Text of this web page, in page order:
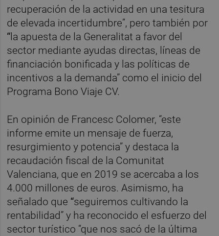
recuperación de la actividad en una tesitura
de elevada incertidumbre”, pero también por
“ la apuesta de la Generalitat a favor del
sector mediante ayudas directas, líneas de
financiación bonificada y las políticas de
incentivos a la demanda” como el inicio del
Programa Bono Viaje CV.
En opinión de Francesc Colomer, “este
informe emite un mensaje de fuerza,
resurgimiento y potencia” y destaca la
recaudación fiscal de la Comunitat
Valenciana, que en 2019 se acercaba a los
4.000 millones de euros. Asimismo, ha
señalado que “seguiremos cultivando la
rentabilidad” y ha reconocido el esfuerzo del
sector turístico “que nos sacó de la última